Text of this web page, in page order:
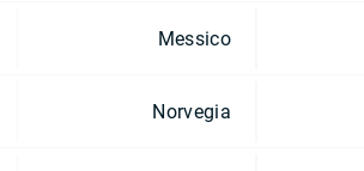
Messico
Norvegia